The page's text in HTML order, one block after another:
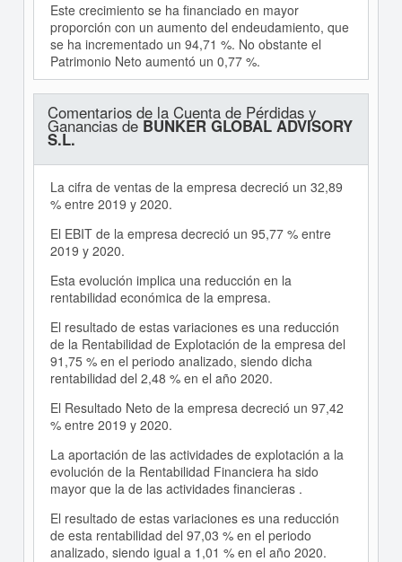
Este crecimiento se ha financiado en mayor
proporción con un aumento del endeudamiento, que
se ha incrementado un 94,71 %. No obstante el
Patrimonio Neto aumentó un 0,77 %.
Comentarios de la Cuenta de Pérdidas y
Ganancias deBUNKER GLOBAL ADVISORY
S.L.
La cifra de ventas de la empresa decreció un 32,89
% entre 2019 y 2020.
El EBIT de la empresa decreció un 95,77 % entre
2019 y 2020.
Esta evolución implica una reducción en la
rentabilidad económica de la empresa.
El resultado de estas variaciones es una reducción
de la Rentabilidad de Explotación de la empresa del
91,75 % en el periodo analizado, siendo dicha
rentabilidad del 2,48 % en el año 2020.
El Resultado Neto de la empresa decreció un 97,42
% entre 2019 y 2020.
La aportación de las actividades de explotación a la
evolución de la Rentabilidad Financiera ha sido
mayor que la de las actividades financieras .
El resultado de estas variaciones es una reducción
de esta rentabilidad del 97,03 % en el periodo
analizado, siendo igual a 1,01 % en el año 2020.